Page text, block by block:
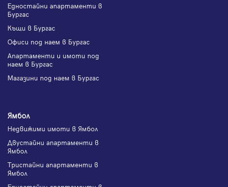
Едностайни апартаменти в
Бургас
Къщи в Бургас
Офиси под наем в Бургас
Апартаменти и имоти под
наем в Бургас
Магазини под наем в Бургас
Ямбол
Недвижими имоти в Ямбол
Двустайни апартаменти в
Ямбол
Тристайни апартаменти в
Ямбол